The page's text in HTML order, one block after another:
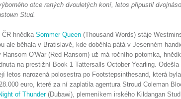
otce raných dvouletých koní, letos připustil
Stud.
hnědkaSommer Queen (Thousand Words) stáje
ale běhala v Bratislavě, kde doběhla pátá v Jesenném
O'War (Red Ransom) už má ročního potomka,
na prestižní Book 1 Tattersalls October Yearling.
letos narozená polosestra po Footstepsinthesand, která
euro, které za ní zaplatila agentura Stroud Coleman
of Thunder(Dubawi), plemeníkem irského Kildangan